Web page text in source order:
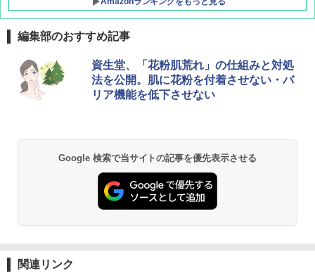
DEWEL パラソル 大型 ビーチ アウトドアパ
ラソル ガーデン サイトシート付 折りたたみ
防水 UVカット 4段階高さ調整 軽量 収納袋付
き
熊撃退スプレー 熊よけスプレー 熊スプレー
【日本企業販売】超強力クマ対策スプレー 30
0ml（連続噴射30秒）110ml（連続噴射15
秒）射程5～10m 安全ロック搭載 携帯収納袋
付き ヒグマ・イノシシ対策 自治体・教育機
編集部のおすすめ記事
資生堂、「花粉肌荒れ」の仕組みと対処
法を公開。肌に花粉を付着させない・バ
リア機能を低下させない
Google 検索で当サイトの記事を優先表示させる
関連リンク